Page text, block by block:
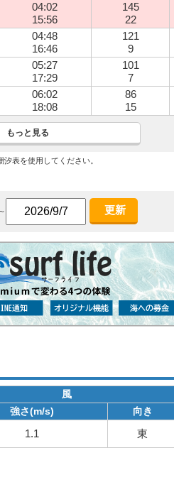
04:02
15:56
145
22
04:48
16:46
121
9
05:27
17:29
101
7
06:02
18:08
86
15
もっと見る
表を使用してください。
～ 更新
風
強さ(m/s) 向き
1.1 東